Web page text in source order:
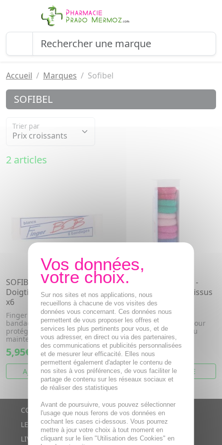
Accueil Marques Sofibel
SOFIBEL
Trier par
2 articles
SOFIBEL FINGER BOB -
Doigtiers bandages tissus
x6
Finger BOB sont des
bandages spécifiques pour
protéger les doigts et/ou
maintenir ...
5,95€
AJOUTER AU PANIER
SOFIBEL FINGER BOB -
Doigtiers bandages tissus
colorés x6
Finger BOB sont des
bandages spécifiques pour
protéger les doigts et/ou
maintenir ...
5,95€
VOIR CET ARTICLE
CONTACTS
LE BLOG
LIVRAISON RAPIDE
Sur nos sites et nos applications, nous
recueillons à chacune de vos visites des
données vous concernant. Ces données nous
permettent de vous proposer les offres et
services les plus pertinents pour vous, et de
vous adresser, en direct ou via des partenaires,
des communications et publicités personnalisées
et de mesurer leur efficacité. Elles nous
permettent également d'adapter le contenu de
nos sites à vos préférences, de vous faciliter le
partage de contenu sur les réseaux sociaux et
de réaliser des statistiques
Avant de poursuivre, vous pouvez sélectionner
l'usage que nous ferons de vos données en
cochant les cases ci-dessous. Vous pourrez
mettre à jour votre choix à tout moment en
cliquant sur le lien "Utilisation des Cookies" en